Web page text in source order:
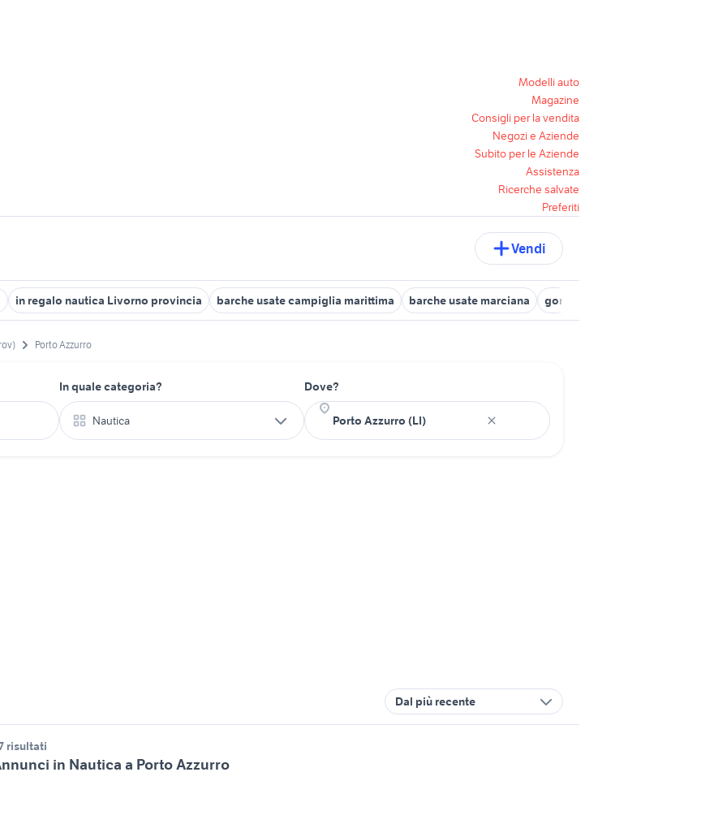
Modelli auto
Magazine
Consigli per la vendita
Negozi e Aziende
Subito per le Aziende
Assistenza
Ricerche salvate
Preferiti
Vendi
in regalo nautica Livorno provincia barche usate campiglia marittima barche usate marciana gommoni cecina
Porto Azzurro
In quale categoria?
Nautica
Dove?
Dal più recente
risultati
in Nautica a Porto Azzurro